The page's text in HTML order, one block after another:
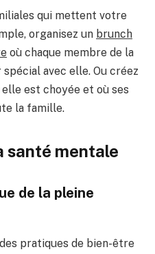
qui mettent votre
organisez un brunch
où chaque membre de la
avec elle. Ou créez
elle est choyée et où ses
la famille.
santé mentale
de la pleine
pratiques de bien-être